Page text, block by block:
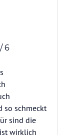
/ 6
so schmeckt
sind die
wirklich